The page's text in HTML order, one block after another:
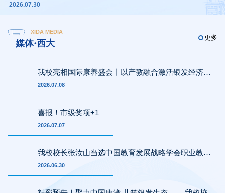
2026.07.30
XIDA MEDIA
媒体·西大
更多
我校亮相国际康养盛会丨以产教融合激活银发经济新
动能
2026.07.08
喜报！市级奖项+1
2026.07.07
我校校长张汝山当选中国教育发展战略学会职业教育
专委会首届常务理事
2026.06.30